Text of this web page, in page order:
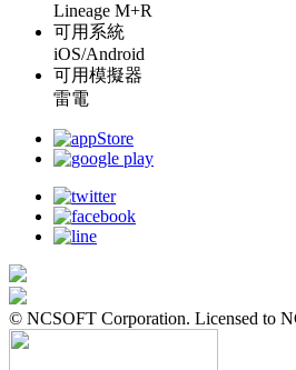
Lineage M+R
可用系統
iOS/Android
可用模擬器
雷電
© NCSOFT Corporation. Licensed to